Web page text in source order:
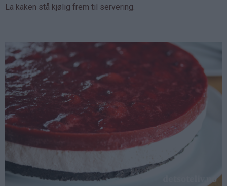
La kaken stå kjølig frem til servering.